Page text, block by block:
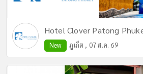
Hotel Clover Patong
New ภูเก็ต , 07 ส.ค. 69